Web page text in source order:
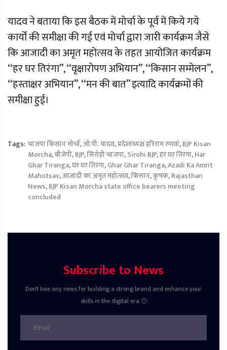
यादव ने बताया कि इस बैठक में मोर्चा के पूर्व में किये गये
कार्यों की समीक्षा की गई एवं मोर्चा द्वारा जारी कार्यक्रम जैसे
कि आजादी का अमृत महोत्सव के तहत आयोजित कार्यक्रम
‘‘हर घर तिरंगा’’, ‘‘वृक्षारोपण अभियान’’, ‘‘किसान सम्मेलन’’,
‘‘हस्ताक्षर अभियान’’, ‘‘मन की बात’’ इत्यादि कार्यक्रमों की
समीक्षा हुई।
Tags: भाजपा किसान मोर्चा,ओ.पी. यादव,प्रदेशाध्यक्ष हरिराम रणवां,BJP Kisan
Morcha,बीजेपी,BJP,सिरोही भाजपा,Sirohi BJP,हर घर तिरंगा,Har
Ghar Tiranga,घर घर तिरंगा,Ghar Ghar Tiranga,Azadi Ka Amrit
Mahotsav,आजादी का अमृत महोत्सव,किसान,कृषक,Rajasthan
News,BJP Kisan Morcha state office bearers meeting
concluded
Subscribe to News
Don't lose any news for building a strong brand and enhance your
skills in the digital era 🙂